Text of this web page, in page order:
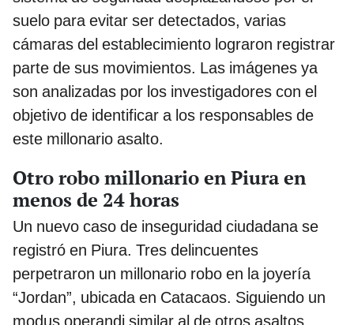
suelo para evitar ser detectados, varias
cámaras del establecimiento lograron registrar
parte de sus movimientos. Las imágenes ya
son analizadas por los investigadores con el
objetivo de identificar a los responsables de
este millonario asalto.
Otro robo millonario en Piura en
menos de 24 horas
Un nuevo caso de inseguridad ciudadana se
registró en Piura. Tres delincuentes
perpetraron un millonario robo en la joyería
“Jordan”, ubicada en Catacaos. Siguiendo un
modus operandi similar al de otros asaltos